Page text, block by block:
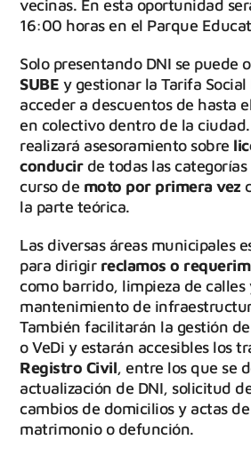
vecinas. En esta oportunidad
16:00 horas en el Parque
Solo presentando DNI se puede
SUBE y gestionar la Tarifa
acceder a descuentos de hasta
en colectivo dentro de la
realizará asesoramiento sobre
conducirde todas las
curso de moto por primera vez
la parte teórica.
Las diversas áreas municipales
para dirigirreclamos o
como barrido, limpieza de calles
mantenimiento de
También facilitarán la gestión
o VeDi y estarán accesibles los
Registro Civil, entre los que se
actualización de DNI, solicitud
cambios de domicilios y actas
matrimonio o defunción.